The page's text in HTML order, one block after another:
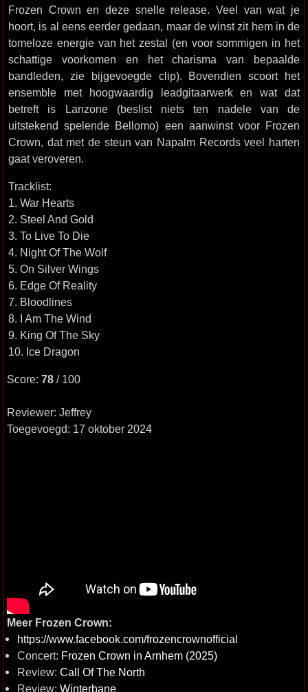
Frozen Crown en deze snelle release. Veel van wat je
hoort, is al eens eerder gedaan, maar de winst zit hem in de
tomeloze energie van het zestal (en voor sommigen in het
schattige voorkomen en het charisma van bepaalde
bandleden, zie bijgevoegde clip). Bovendien scoort het
ensemble met hoogwaardig leadgitaarwerk en wat dat
betreft is Lanzone (beslist niets ten nadele van de
uitstekend spelende Bellomo) een aanwinst voor Frozen
Crown, dat met de steun van Napalm Records veel harten
gaat veroveren.
Tracklist:
1. War Hearts
2. Steel And Gold
3. To Live To Die
4. Night Of The Wolf
5. On Silver Wings
6. Edge Of Reality
7. Bloodlines
8. I Am The Wind
9. King Of The Sky
10. Ice Dragon
Score: 78 / 100
Reviewer: Jeffrey
Toegevoegd: 17 oktober 2024
Meer Frozen Crown:
https://www.facebook.com/frozencrownofficial
Concert: Frozen Crown in Arnhem (2025)
Review: Call Of The North
Review: Winterbane